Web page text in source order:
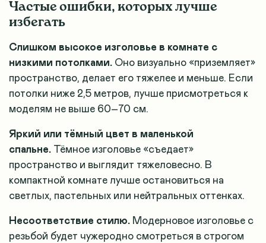
Частые ошибки, которых лучше
избегать
Слишком высокое изголовье в комнате с
низкими потолками. Оно визуально «приземляет»
пространство, делает его тяжелее и меньше. Если
потолки ниже 2,5 метров, лучше присмотреться к
моделям не выше 60–70 см.
Яркий или тёмный цвет в маленькой
спальне. Тёмное изголовье «съедает»
пространство и выглядит тяжеловесно. В
компактной комнате лучше остановиться на
светлых, пастельных или нейтральных оттенках.
Несоответствие стилю. Модерновое изголовье с
резьбой будет чужеродно смотреться в строгом